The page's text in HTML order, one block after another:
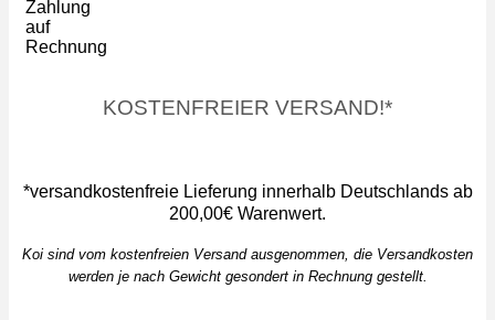
KOSTENFREIER VERSAND!*
*versandkostenfreie Lieferung innerhalb Deutschlands ab
200,00€ Warenwert.
Koi sind vom kostenfreien Versand ausgenommen, die Versandkosten
werden je nach Gewicht gesondert in Rechnung gestellt.